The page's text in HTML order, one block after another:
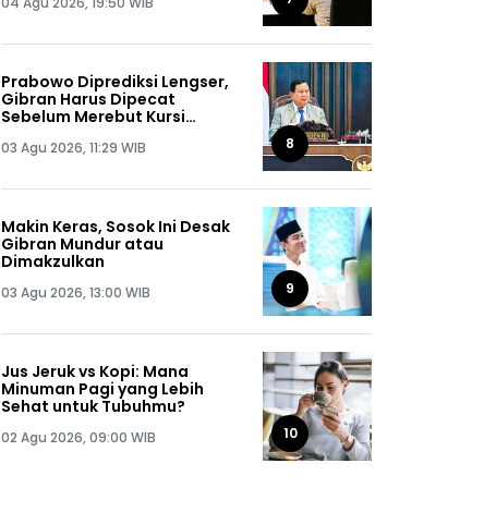
Prabowo Diprediksi Lengser,
Gibran Harus Dipecat
Sebelum Merebut Kursi
03 Agu 2026, 11:29 WIB 8
Makin Keras, Sosok Ini Desak
Gibran Mundur atau
Dimakzulkan
03 Agu 2026, 13:00 WIB 9
Jus Jeruk vs Kopi: Mana
Minuman Pagi yang Lebih
Sehat untuk Tubuhmu?
02 Agu 2026, 09:00 WIB 10